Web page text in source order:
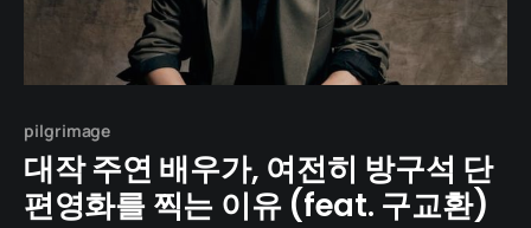
pilgrimage
대작 주연 배우가, 여전히 방구석 단
편영화를 찍는 이유 (feat. 구교환)